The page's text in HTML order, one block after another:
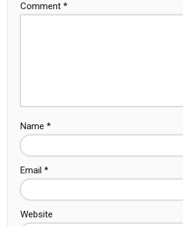
Comment *
Name *
Email *
Website